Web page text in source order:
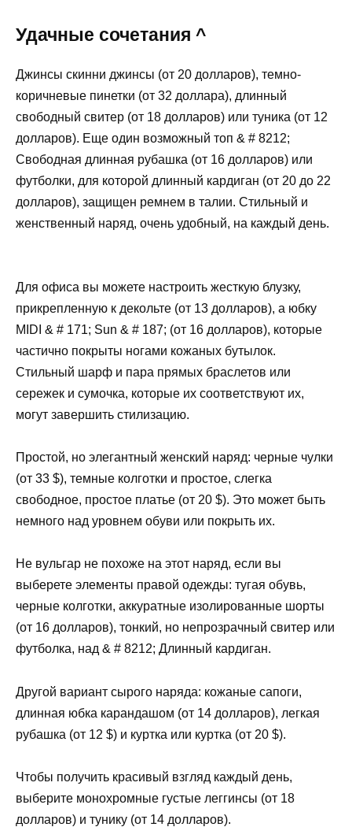
Удачные сочетания ^
Джинсы скинни джинсы (от 20 долларов), темно-
коричневые пинетки (от 32 доллара), длинный
свободный свитер (от 18 долларов) или туника (от 12
долларов). Еще один возможный топ & # 8212;
Свободная длинная рубашка (от 16 долларов) или
футболки, для которой длинный кардиган (от 20 до 22
долларов), защищен ремнем в талии. Стильный и
женственный наряд, очень удобный, на каждый день.
Для офиса вы можете настроить жесткую блузку,
прикрепленную к декольте (от 13 долларов), а юбку
MIDI & # 171; Sun & # 187; (от 16 долларов), которые
частично покрыты ногами кожаных бутылок.
Стильный шарф и пара прямых браслетов или
сережек и сумочка, которые их соответствуют их,
могут завершить стилизацию.
Простой, но элегантный женский наряд: черные чулки
(от 33 $), темные колготки и простое, слегка
свободное, простое платье (от 20 $). Это может быть
немного над уровнем обуви или покрыть их.
Не вульгар не похоже на этот наряд, если вы
выберете элементы правой одежды: тугая обувь,
черные колготки, аккуратные изолированные шорты
(от 16 долларов), тонкий, но непрозрачный свитер или
футболка, над & # 8212; Длинный кардиган.
Другой вариант сырого наряда: кожаные сапоги,
длинная юбка карандашом (от 14 долларов), легкая
рубашка (от 12 $) и куртка или куртка (от 20 $).
Чтобы получить красивый взгляд каждый день,
выберите монохромные густые леггинсы (от 18
долларов) и тунику (от 14 долларов).